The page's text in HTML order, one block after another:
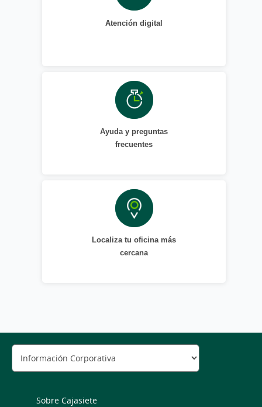
Atención digital
Ayuda y preguntas
frecuentes
Localiza tu oficina más
cercana
Sobre Cajasiete